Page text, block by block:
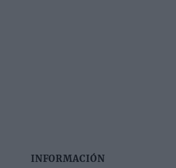
INFORMACIÓN